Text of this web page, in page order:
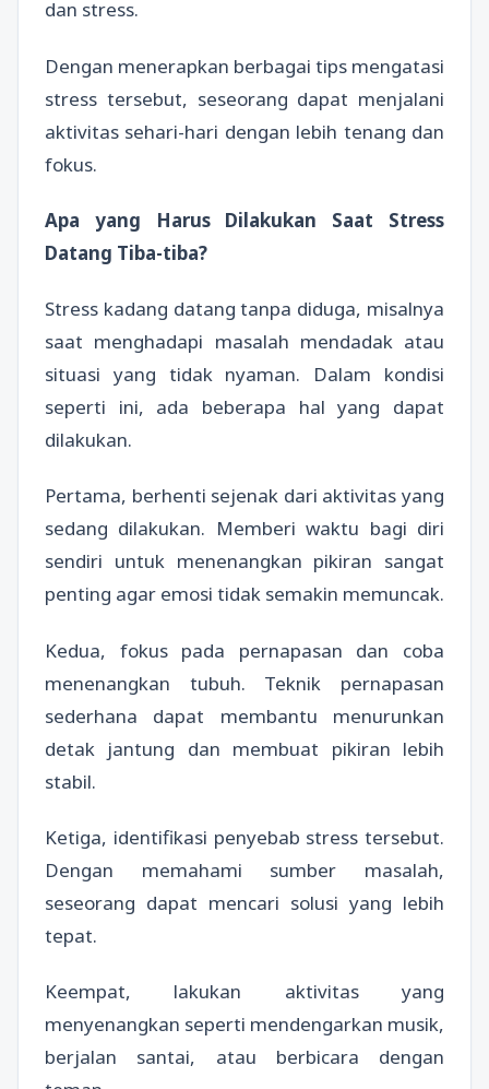
dan stress.
Dengan menerapkan berbagai tips mengatasi
stress tersebut, seseorang dapat menjalani
aktivitas sehari-hari dengan lebih tenang dan
fokus.
Apa yang Harus Dilakukan Saat Stress
Datang Tiba-tiba?
Stress kadang datang tanpa diduga, misalnya
saat menghadapi masalah mendadak atau
situasi yang tidak nyaman. Dalam kondisi
seperti ini, ada beberapa hal yang dapat
dilakukan.
Pertama, berhenti sejenak dari aktivitas yang
sedang dilakukan. Memberi waktu bagi diri
sendiri untuk menenangkan pikiran sangat
penting agar emosi tidak semakin memuncak.
Kedua, fokus pada pernapasan dan coba
menenangkan tubuh. Teknik pernapasan
sederhana dapat membantu menurunkan
detak jantung dan membuat pikiran lebih
stabil.
Ketiga, identifikasi penyebab stress tersebut.
Dengan memahami sumber masalah,
seseorang dapat mencari solusi yang lebih
tepat.
Keempat, lakukan aktivitas yang
menyenangkan seperti mendengarkan musik,
berjalan santai, atau berbicara dengan